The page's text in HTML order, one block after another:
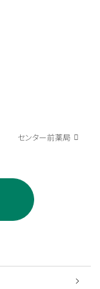
センター前薬局